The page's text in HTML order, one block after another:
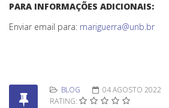
PARA INFORMAÇÕES ADICIONAIS:
Enviar email para: mariguerra@unb.br
BLOG 04 AGOSTO 2022
RATING: